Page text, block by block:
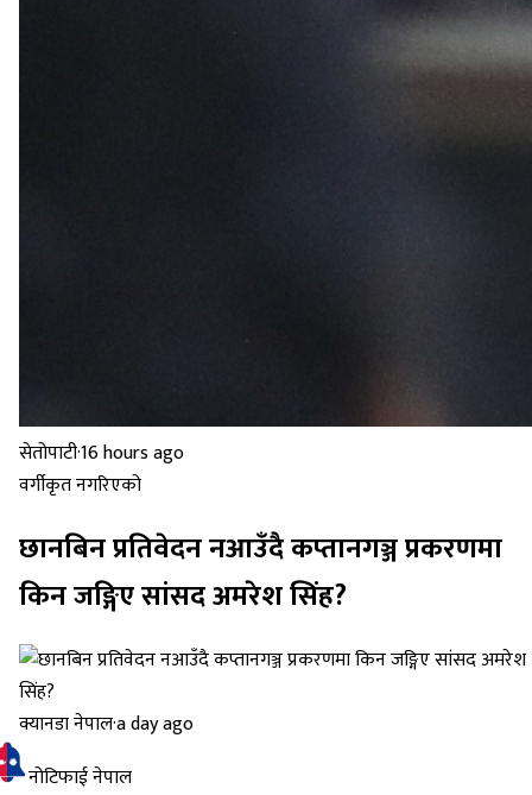
सेतोपाटी·16 hours ago
वर्गीकृत नगरिएको
छानबिन प्रतिवेदन नआउँदै कप्तानगञ्ज प्रकरणमा
किन जङ्गिए सांसद अमरेश सिंह?
क्यानडा नेपाल·a day ago
नोटिफाई नेपाल